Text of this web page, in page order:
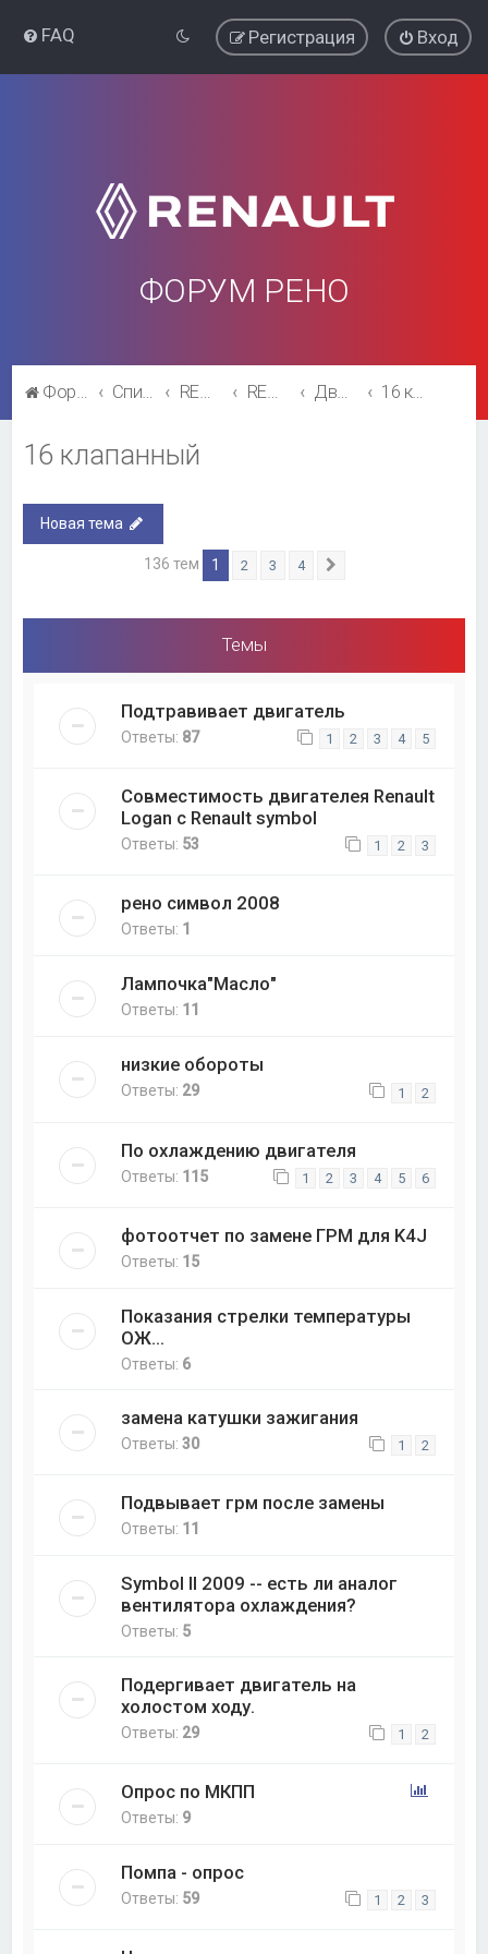
FAQ Вход
Регистрация
ФОРУМ РЕНО
Форум Рено Список форумов RENAULT SYMBOL RENAULT SYMBOL Двигатель и трансмиссия 16 клапанный
16 клапанный
Новая тема
136 тем 1 2 3 4
Темы
Подтравивает двигатель
Ответы: 87 1 2 3 4 5
Совместимость двигателея Renault
Logan с Renault symbol
Ответы: 53 1 2 3
рено символ 2008
Ответы: 1
Лампочка"Масло"
Ответы: 11
низкие обороты
Ответы: 29 1 2
По охлаждению двигателя
Ответы: 115 1 2 3 4 5 6
фотоотчет по замене ГРМ для K4J
Ответы: 15
Показания стрелки температуры
ОЖ...
Ответы: 6
замена катушки зажигания
Ответы:30 1 2
Подвывает грм после замены
Ответы: 11
Symbol II 2009 -- есть ли аналог
вентилятора охлаждения?
Ответы: 5
Подергивает двигатель на
холостом ходу.
Ответы: 29 1 2
Опрос по МКПП
Ответы: 9
Помпа - опрос
Ответы: 59 1 2 3